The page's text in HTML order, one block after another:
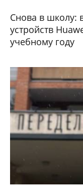
Снова в школу:
устройств
учебному году